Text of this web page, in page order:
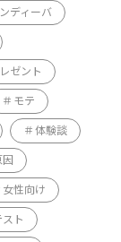
ディーバ
ゼント
モテ
体験談
因
女性向け
スト